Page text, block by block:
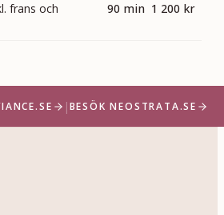
frans och
90 min 1 200 kr
|BESÖK NEOSTRATA.SE